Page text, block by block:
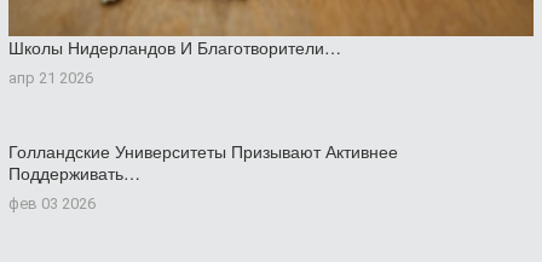
Школы Нидерландов И Благотворители…
апр 21 2026
Голландские Университеты Призывают Активнее
Поддерживать…
фев 03 2026